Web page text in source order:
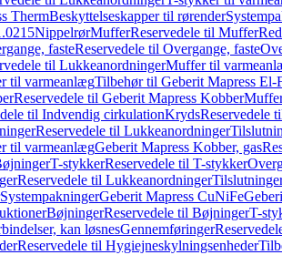
ThermBeskyttelseskapper til rørender
NippelrørMufferReservedele til Muffer
fasteReservedele til Overgange, faste
til LukkeanordningerMuffer til
til varmeanlægTilbehør til Geberit Mapress El-
Reservedele til Geberit Mapress Kobber
til Indvendig cirkulationKrydsReservedele
Reservedele til Lukkeanordninger
til varmeanlægGeberit Mapress Kobber, gas
T-stykkerReservedele til T-stykker
Reservedele til Lukkeanordninger
SystempakningerGeberit Mapress CuNiFe
BøjningerReservedele til BøjningerT-
kan løsnesGennemføringer
Reservedele til Hygiejneskylningsenheder